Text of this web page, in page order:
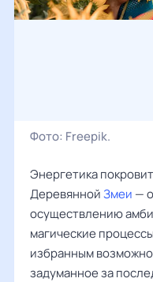
Фото: Freepik.
Энергетика
ДеревяннойЗмеи —
осуществлению
магические
избранным
задуманное за